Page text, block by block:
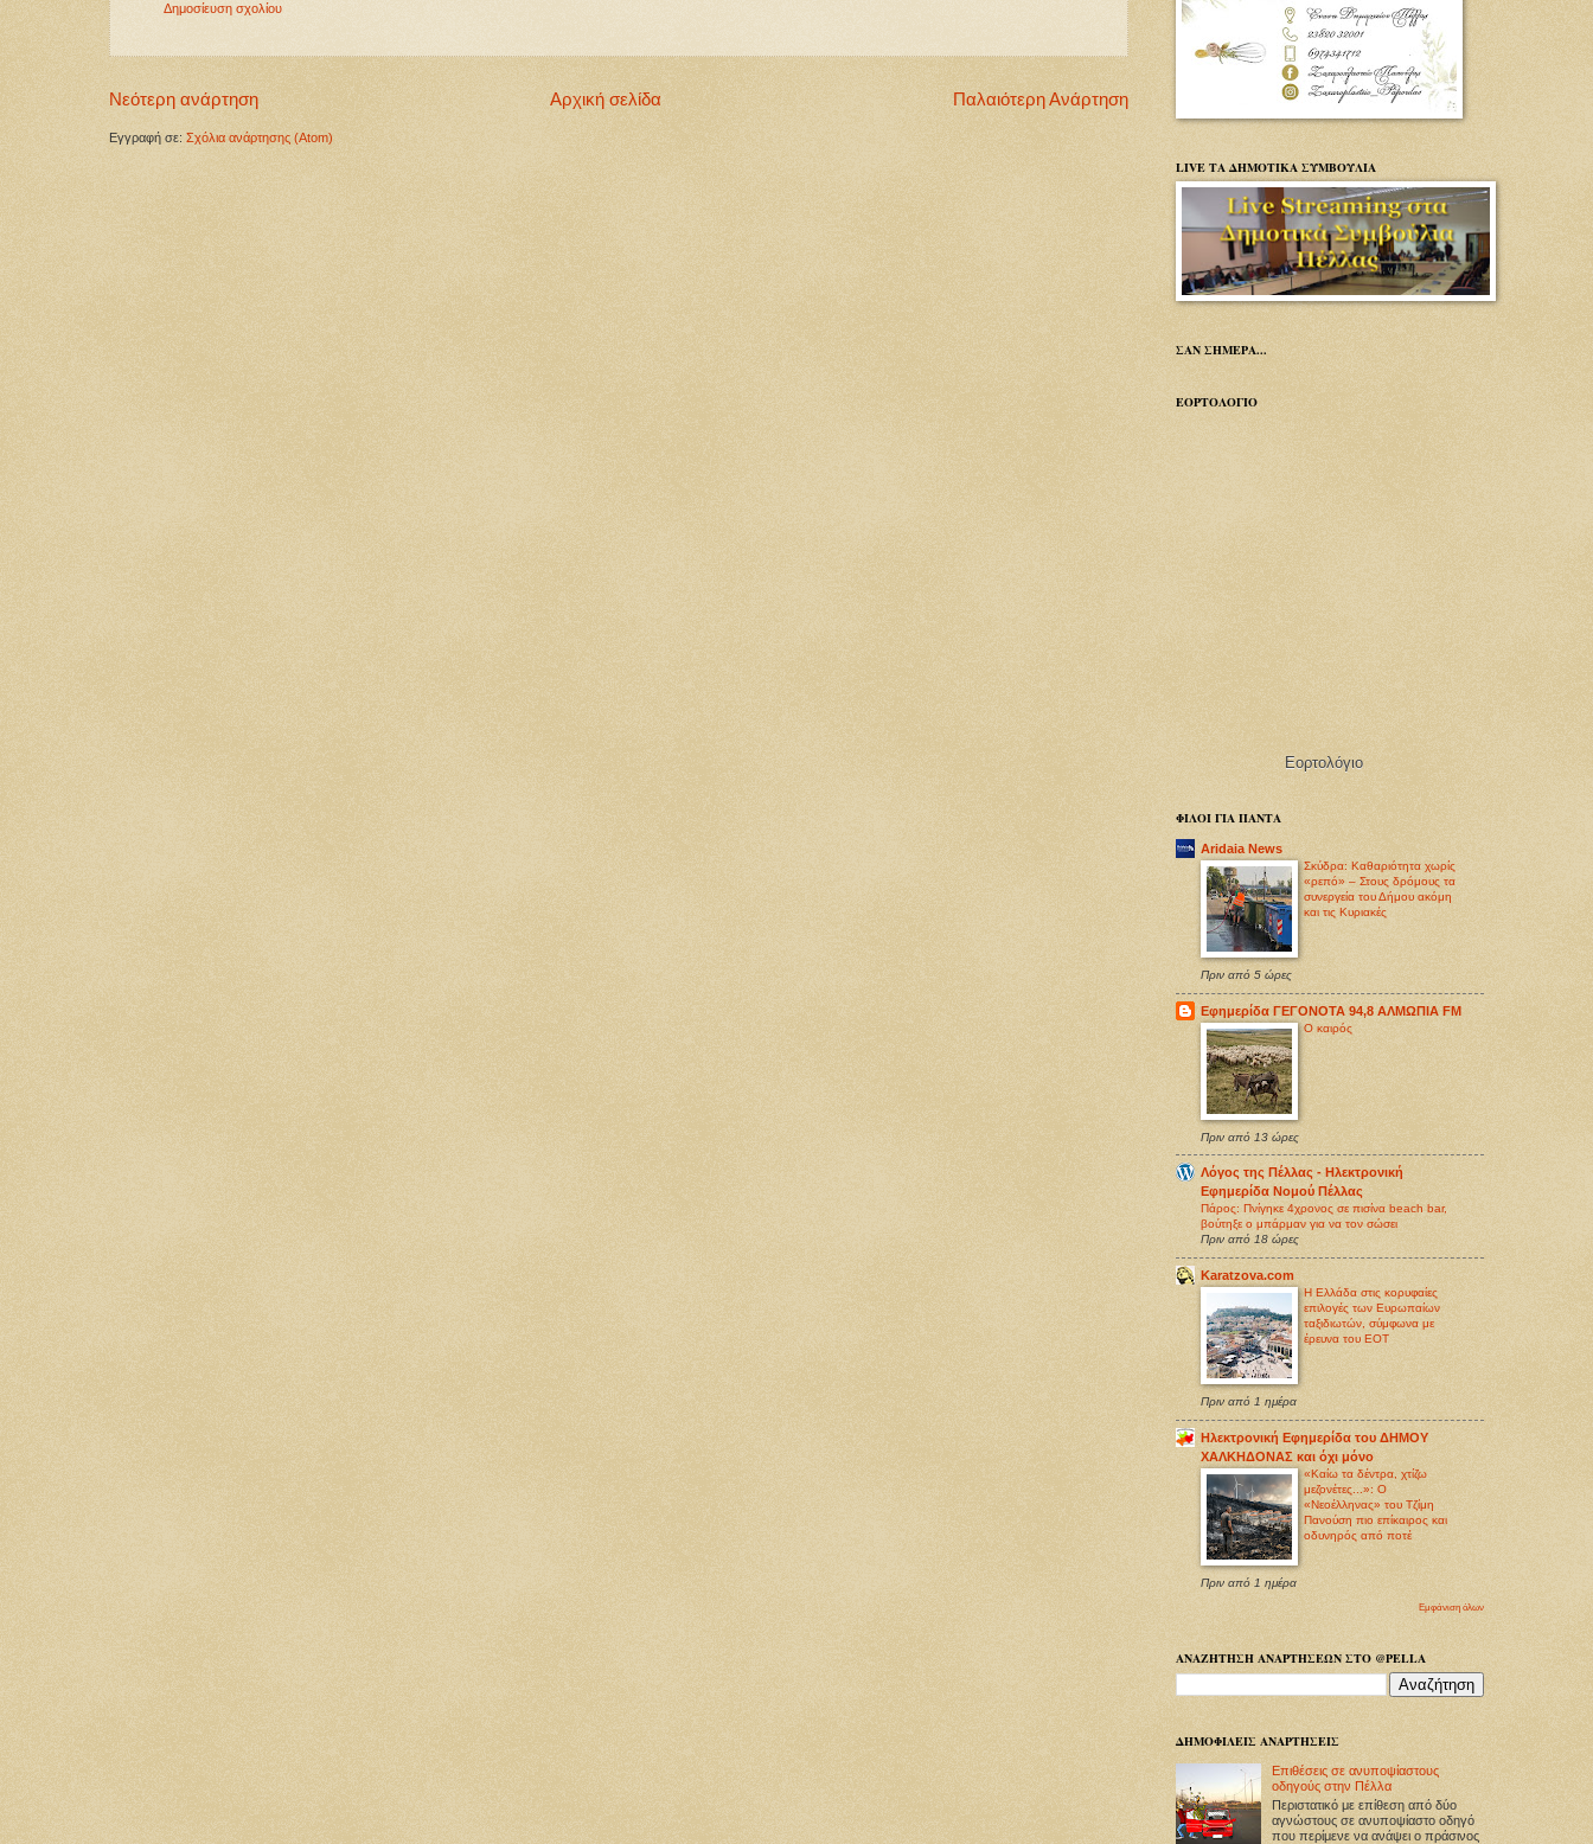
Δημοσίευση σχολίου
Νεότερη ανάρτηση Παλαιότερη Ανάρτηση
Αρχική σελίδα
Εγγραφή σε: Σχόλια ανάρτησης (Atom)
LIVE ΤΑ ΔΗΜΟΤΙΚΑ ΣΥΜΒΟΥΛΙΑ
ΣΑΝ ΣΗΜΕΡΑ...
ΕΟΡΤΟΛΟΓΙΟ
Εορτολόγιο
ΦΙΛΟΙ ΓΙΑ ΠΑΝΤΑ
Aridaia News
Σκύδρα: Καθαριότητα χωρίς
«ρεπό» – Στους δρόμους τα
συνεργεία του Δήμου ακόμη
και τις Κυριακές
Πριν από 5 ώρες
Εφημερίδα ΓΕΓΟΝΟΤΑ 94,8 ΑΛΜΩΠΙΑ FM
O καιρός
Πριν από 13 ώρες
Λόγος της Πέλλας - Ηλεκτρονική
Εφημερίδα Νομού Πέλλας
Πάρος: Πνίγηκε 4χρονος σε πισίνα beach bar,
βούτηξε ο μπάρμαν για να τον σώσει
Πριν από 18 ώρες
Karatzova.com
Η Ελλάδα στις κορυφαίες
επιλογές των Ευρωπαίων
ταξιδιωτών, σύμφωνα με
έρευνα του ΕΟΤ
Πριν από 1 ημέρα
Ηλεκτρονική Εφημερίδα του ΔΗΜΟΥ
ΧΑΛΚΗΔΟΝΑΣ και όχι μόνο
«Καίω τα δέντρα, χτίζω
μεζονέτες...»: Ο
«Νεοέλληνας» του Τζίμη
Πανούση πιο επίκαιρος και
οδυνηρός από ποτέ
Πριν από 1 ημέρα
Εμφάνιση όλων
ΑΝΑΖΗΤΗΣΗ ΑΝΑΡΤΗΣΕΩΝ ΣΤΟ @PELLA
ΔΗΜΟΦΙΛΕΙΣ ΑΝΑΡΤΗΣΕΙΣ
Επιθέσεις σε ανυποψίαστους
οδηγούς στην Πέλλα
Περιστατικό με επίθεση από δύο
αγνώστους σε ανυποψίαστο οδηγό
που περίμενε να ανάψει ο πράσινος